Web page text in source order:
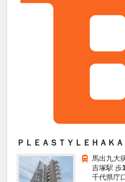
ＰＬＥＡＳＴＹＬＥＨＡＫ
馬出九大
吉塚駅 歩
千代県庁